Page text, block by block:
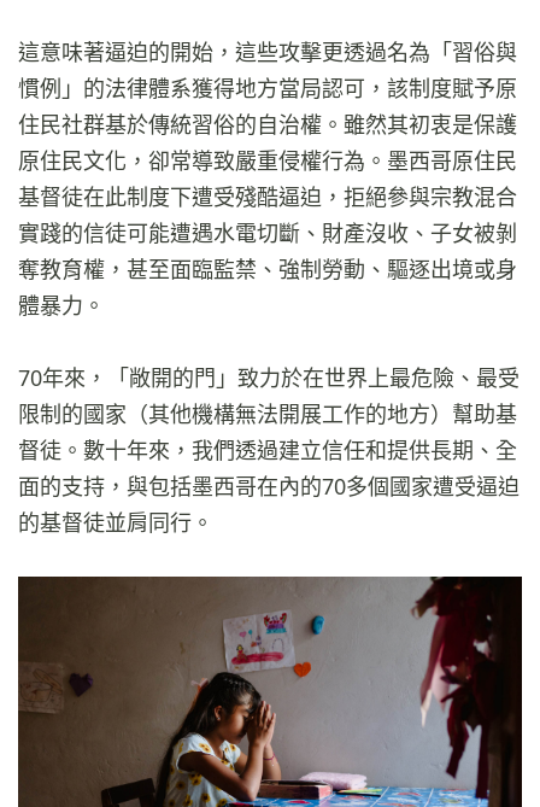
這意味著逼迫的開始，這些攻擊更透過名為「習俗與
慣例」的法律體系獲得地方當局認可，該制度賦予原
住民社群基於傳統習俗的自治權。雖然其初衷是保護
原住民文化，卻常導致嚴重侵權行為。墨西哥原住民
基督徒在此制度下遭受殘酷逼迫，拒絕參與宗教混合
實踐的信徒可能遭遇水電切斷、財產沒收、子女被剝
奪教育權，甚至面臨監禁、強制勞動、驅逐出境或身
體暴力。
70年來，「敞開的門」致力於在世界上最危險、最受
限制的國家（其他機構無法開展工作的地方）幫助基
督徒。數十年來，我們透過建立信任和提供長期、全
面的支持，與包括墨西哥在內的70多個國家遭受逼迫
的基督徒並肩同行。